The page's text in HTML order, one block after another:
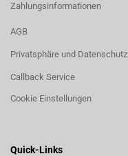
Zahlungsinformationen
AGB
Privatsphäre und Datenschutz
Callback Service
Cookie Einstellungen
Quick-Links